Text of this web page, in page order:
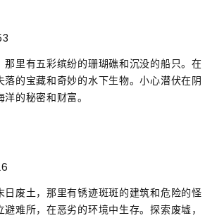
那里有五彩缤纷的珊瑚礁和沉没的船只。在
落的宝藏和奇妙的水下生物。小心潜伏在阴
的秘密和财富。
日废土，那里有锈迹斑斑的建筑和危险的怪
难所，在恶劣的环境中生存。探索废墟，